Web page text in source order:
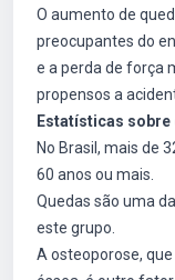
O aumento de
preocupantes do
e a perda de força
propensos a
Estatísticas sobre
No Brasil, mais de
60 anos ou mais.
Quedas são uma
este grupo.
A osteoporose,